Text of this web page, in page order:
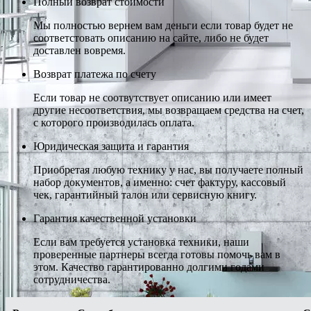
Мы полностью вернем вам деньги если товар будет не
соответстовать описанию на сайте, либо не будет
доставлен вовремя.
Возврат платежа по счету
Если товар не соотвутствует описанию или имеет
другие несоответствия, мы возвращаем средства на счет,
с которого производилась оплата.
Юридическая защита и гарантия
Приобретая любую технику у нас, вы получаете полный
набор документов, а именно: счет фактуру, кассовый
чек, гарантийный талон или сервисную книгу.
Гарантия качественной установки
Если вам требуется установка техники, наши
проверенные партнеры всегда готовы помочь вам в
этом. Качество гарантированно долгими годами
сотрудничества.